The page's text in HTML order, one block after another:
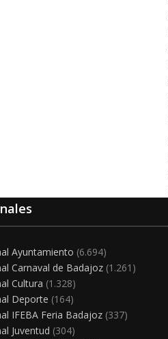
Ayuntamiento (6.694)
Carnaval de Badajoz (1.261)
Cultura (1.328)
Deporte (164)
IFEBA Feria Badajoz (337)
Juventud (304)